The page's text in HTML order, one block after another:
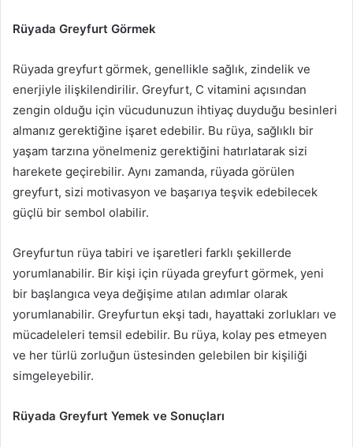
Rüyada Greyfurt Görmek
Rüyada greyfurt görmek, genellikle sağlık, zindelik ve
enerjiyle ilişkilendirilir. Greyfurt, C vitamini açısından
zengin olduğu için vücudunuzun ihtiyaç duyduğu besinleri
almanız gerektiğine işaret edebilir. Bu rüya, sağlıklı bir
yaşam tarzına yönelmeniz gerektiğini hatırlatarak sizi
harekete geçirebilir. Aynı zamanda, rüyada görülen
greyfurt, sizi motivasyon ve başarıya teşvik edebilecek
güçlü bir sembol olabilir.
Greyfurtun rüya tabiri ve işaretleri farklı şekillerde
yorumlanabilir. Bir kişi için rüyada greyfurt görmek, yeni
bir başlangıca veya değişime atılan adımlar olarak
yorumlanabilir. Greyfurtun ekşi tadı, hayattaki zorlukları ve
mücadeleleri temsil edebilir. Bu rüya, kolay pes etmeyen
ve her türlü zorluğun üstesinden gelebilen bir kişiliği
simgeleyebilir.
Rüyada Greyfurt Yemek ve Sonuçları